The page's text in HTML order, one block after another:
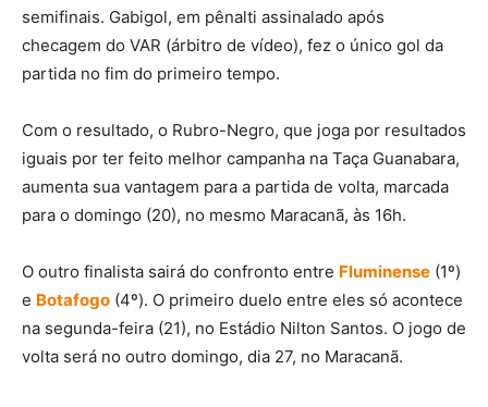
semifinais. Gabigol, em pênalti assinalado após
checagem do VAR (árbitro de vídeo), fez o único gol da
partida no fim do primeiro tempo.
Com o resultado, o Rubro-Negro, que joga por resultados
iguais por ter feito melhor campanha na Taça Guanabara,
aumenta sua vantagem para a partida de volta, marcada
para o domingo (20), no mesmo Maracanã, às 16h.
O outro finalista sairá do confronto entre Fluminense (1º)
e Botafogo (4º). O primeiro duelo entre eles só acontece
na segunda-feira (21), no Estádio Nilton Santos. O jogo de
volta será no outro domingo, dia 27, no Maracanã.